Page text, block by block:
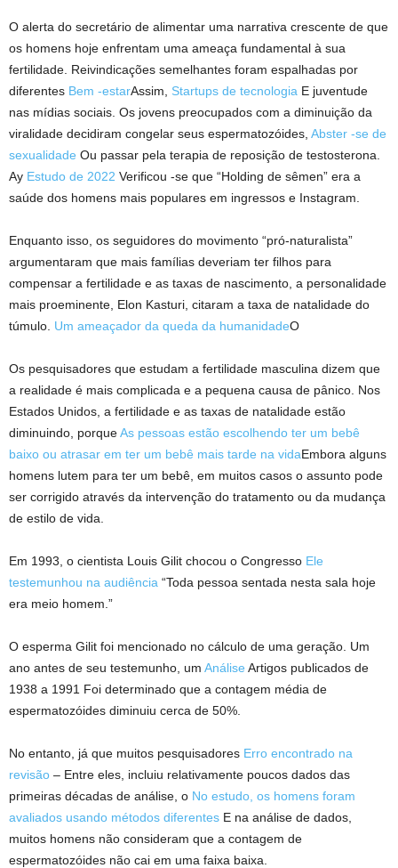
O alerta do secretário de alimentar uma narrativa crescente de que
os homens hoje enfrentam uma ameaça fundamental à sua
fertilidade. Reivindicações semelhantes foram espalhadas por
diferentes Bem -estarAssim, Startups de tecnologia E juventude
nas mídias sociais. Os jovens preocupados com a diminuição da
viralidade decidiram congelar seus espermatozóides, Abster -se de
sexualidade Ou passar pela terapia de reposição de testosterona.
Ay Estudo de 2022 Verificou -se que “Holding de sêmen” era a
saúde dos homens mais populares em ingressos e Instagram.
Enquanto isso, os seguidores do movimento “pró-naturalista”
argumentaram que mais famílias deveriam ter filhos para
compensar a fertilidade e as taxas de nascimento, a personalidade
mais proeminente, Elon Kasturi, citaram a taxa de natalidade do
túmulo. Um ameaçador da queda da humanidadeO
Os pesquisadores que estudam a fertilidade masculina dizem que
a realidade é mais complicada e a pequena causa de pânico. Nos
Estados Unidos, a fertilidade e as taxas de natalidade estão
diminuindo, porqueAs pessoas estão escolhendo ter um bebê
baixo ou atrasar em ter um bebê mais tarde na vidaEmbora alguns
homens lutem para ter um bebê, em muitos casos o assunto pode
ser corrigido através da intervenção do tratamento ou da mudança
de estilo de vida.
Em 1993, o cientista Louis Gilit chocou o Congresso Ele
testemunhou na audiência “Toda pessoa sentada nesta sala hoje
era meio homem.”
O esperma Gilit foi mencionado no cálculo de uma geração. Um
ano antes de seu testemunho, um Análise Artigos publicados de
1938 a 1991 Foi determinado que a contagem média de
espermatozóides diminuiu cerca de 50%.
No entanto, já que muitos pesquisadores Erro encontrado na
revisão – Entre eles, incluiu relativamente poucos dados das
primeiras décadas de análise, o No estudo, os homens foram
avaliados usando métodos diferentes E na análise de dados,
muitos homens não consideram que a contagem de
espermatozóides não cai em uma faixa baixa.